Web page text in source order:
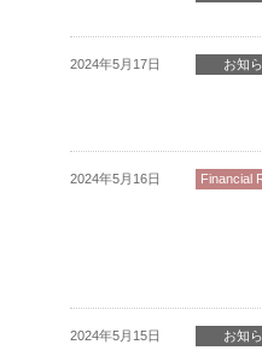
2024年5月17日 お知
2024年5月16日 Financial
2024年5月15日 お知